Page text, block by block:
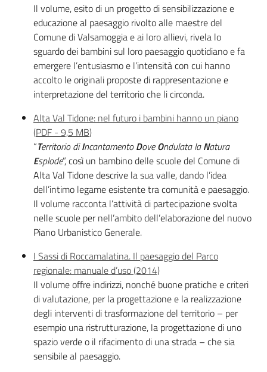
Il volume, esito di un progetto di sensibilizzazione e
educazione al paesaggio rivolto alle maestre del
Comune di Valsamoggia e ai loro allievi, rivela lo
sguardo dei bambini sul loro paesaggio quotidiano e fa
emergere l’entusiasmo e l’intensità con cui hanno
accolto le originali proposte di rappresentazione e
interpretazione del territorio che li circonda.
Alta Val Tidone: nel futuro i bambini hanno un piano
(PDF - 9,5 MB)
“Territorio diIncantamentoDoveOndulata laNatura
Esplode”, così un bambino delle scuole del Comune di
Alta Val Tidone descrive la sua valle, dando l’idea
dell’intimo legame esistente tra comunità e paesaggio.
Il volume racconta l’attività di partecipazione svolta
nelle scuole per nell’ambito dell’elaborazione del nuovo
Piano Urbanistico Generale.
I Sassi di Roccamalatina. Il paesaggio del Parco
regionale: manuale d’uso (2014)
Il volume offre indirizzi, nonché buone pratiche e criteri
di valutazione, per la progettazione e la realizzazione
degli interventi di trasformazione del territorio – per
esempio una ristrutturazione, la progettazione di uno
spazio verde o il rifacimento di una strada – che sia
sensibile al paesaggio.